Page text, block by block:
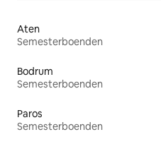
Aten
Semesterboenden
Bodrum
Semesterboenden
Paros
Semesterboenden